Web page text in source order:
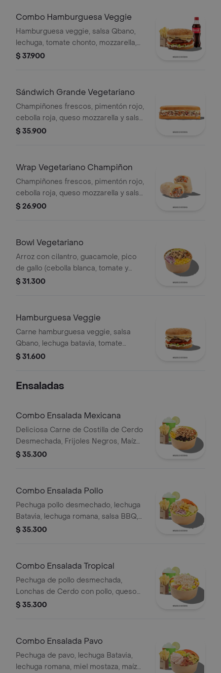
Combo Hamburguesa Veggie
Hamburguesa veggie, salsa Qbano,
lechuga, tomate chonto, mozzarella,
champiñón, cilantro, salsa de queso
$ 37.900
Sándwich Grande Vegetariano
Champiñones frescos, pimentón rojo,
cebolla roja, queso mozzarella y salsa
Qbano.
$ 35.900
Wrap Vegetariano Champiñon
Champiñones frescos, pimentón rojo,
cebolla roja, queso mozzarella y salsa
Qbano.
$ 26.900
Bowl Vegetariano
Arroz con cilantro, guacamole, pico
de gallo (cebolla blanca, tomate y
cilantro), maíz tierno, cebolla roja y
$ 31.300
Hamburguesa Veggie
Carne hamburguesa veggie, salsa
Qbano, lechuga batavia, tomate
chonto, queso mozzarella, champiñón
$ 31.600
Ensaladas
Combo Ensalada Mexicana
Deliciosa Carne de Costilla de Cerdo
Desmechada, Frijoles Negros, Maíz
tierno, Queso mozzarella, Guacamole,
$ 35.300
Combo Ensalada Pollo
Pechuga pollo desmechado, lechuga
Batavia, lechuga romana, salsa BBQ,
tomate chonto, queso mozzarella,
$ 35.300
Combo Ensalada Tropical
Pechuga de pollo desmechada,
Lonchas de Cerdo con pollo, queso
amarillo, piña calada, lechuga batavia y
$ 35.300
Combo Ensalada Pavo
Pechuga de pavo, lechuga Batavia,
lechuga romana, miel mostaza, maíz